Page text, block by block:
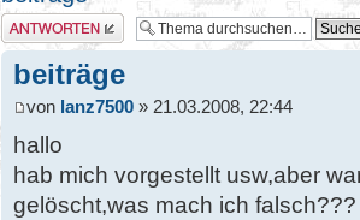
Antwort erstellen
beiträge
von lanz7500 » 21.03.2008, 22:44
hallo
hab mich vorgestellt usw,aber
gelöscht,was mach ich falsch???